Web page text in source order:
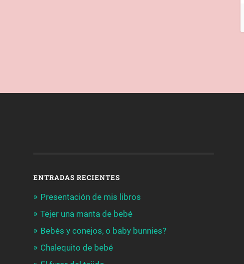
ENTRADAS RECIENTES
Presentación de mis libros
Tejer una manta de bebé
Bebés y conejos, o baby bunnies?
Chalequito de bebé